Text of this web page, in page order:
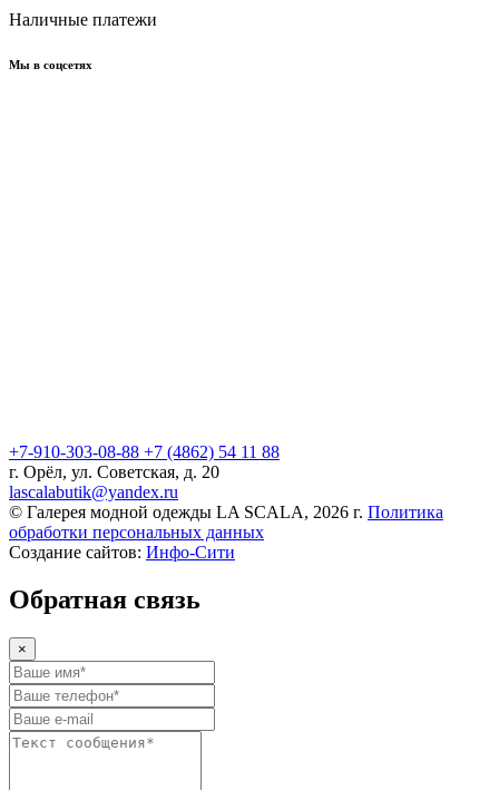
Наличные платежи
Мы в соцсетях
+7-910-303-08-88 +7 (4862) 54 11 88
г. Орёл, ул. Советская, д. 20
lascalabutik@yandex.ru
© Галерея модной одежды LA SCALA, 2026 г. Политика
обработки персональных данных
Создание сайтов: Инфо-Сити
Обратная связь
×